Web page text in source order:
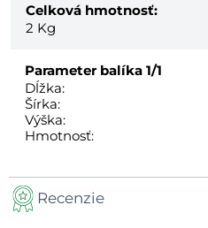
Celková hmotnosť:
2 Kg
Parameter balíka 1/1
Dĺžka:
Šírka:
Výška:
Hmotnosť:
Recenzie